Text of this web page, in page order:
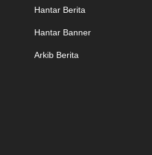
Hantar Berita
Hantar Banner
Arkib Berita